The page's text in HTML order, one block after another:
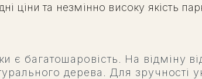
та незмінно високу якість
є багатошаровість. На відміну
дерева. Для